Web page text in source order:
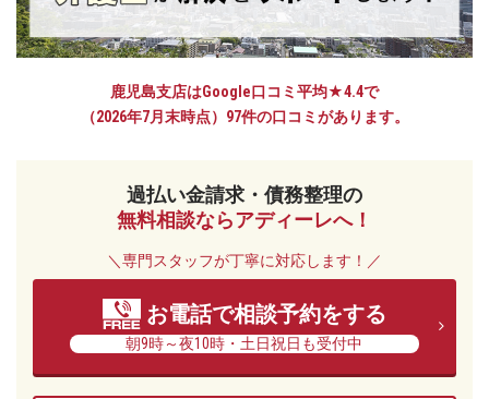
ア
デ
ィ
鹿児島支店はGoogle口コミ平均★4.4で
（2026年7月末時点）97件の口コミがあります。
過払い金請求・債務整理の
無料相談ならアディーレへ！
＼専門スタッフが丁寧に対応します！／
お電話で相談予約をする
朝9時～夜10時・土日祝日も受付中